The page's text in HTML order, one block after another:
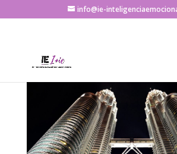
info@ie-